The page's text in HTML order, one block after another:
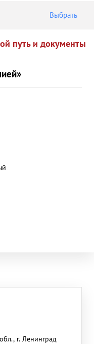
Выбрать
путь и документы
г. Ленинград